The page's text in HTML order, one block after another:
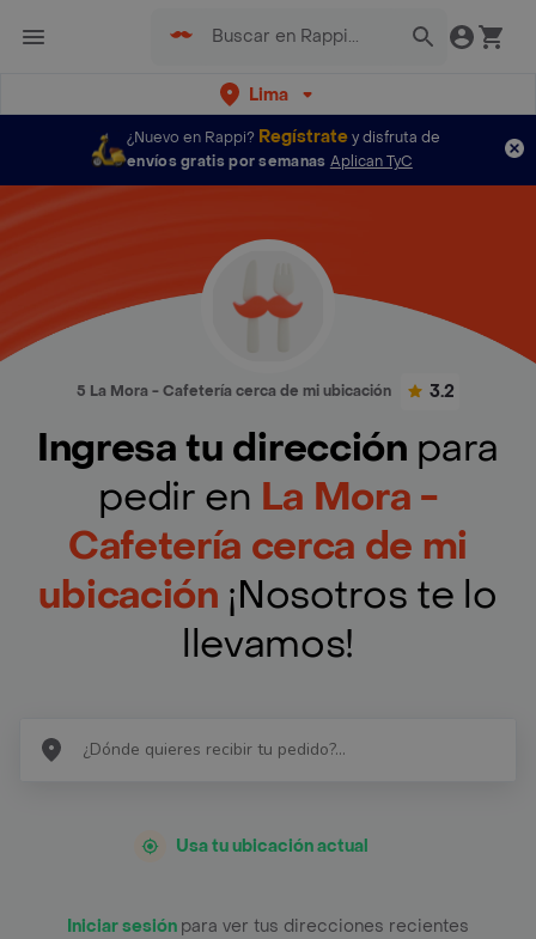
Lima
¿Nuevo en Rappi? Regístratey disfruta de
envíos gratis por semanas Aplican TyC
5 La Mora - Cafetería cerca de mi ubicación 3.2
Ingresa tu dirección para
pedir en La Mora -
Cafetería cerca de mi
ubicación ¡Nosotros te lo
llevamos!
Usa tu ubicación actual
Iniciar sesión para ver tus direcciones recientes